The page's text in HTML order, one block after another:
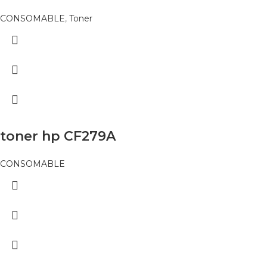
CONSOMABLE, Toner
toner hp CF279A
CONSOMABLE